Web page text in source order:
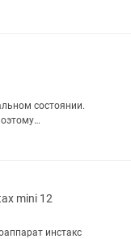
комплект
но уже
и с...
состоянии.
немного.
каких-либо
mini 12
инстакс